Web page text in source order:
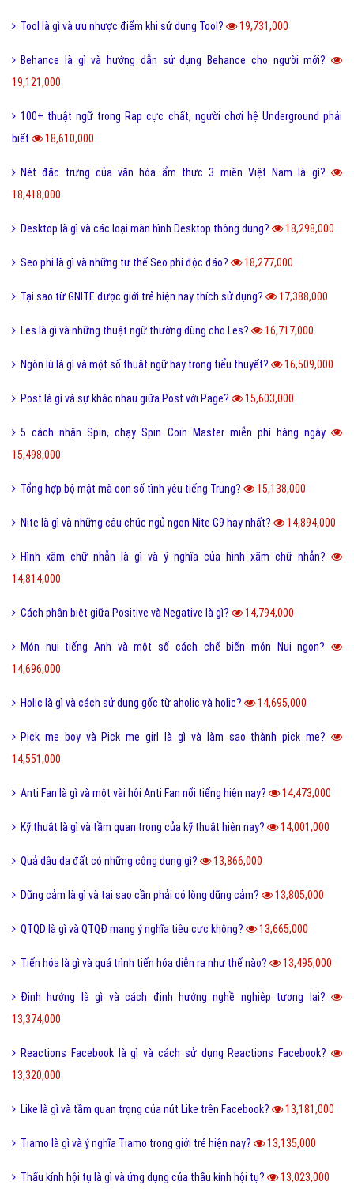
Tool là gì và ưu nhược điểm khi sử dụng Tool? 19,731,000
Behance là gì và hướng dẫn sử dụng Behance cho người mới?
19,121,000
100+ thuật ngữ trong Rap cực chất, người chơi hệ Underground phải
biết
18,610,000
Nét đặc trưng của văn hóa ẩm thực 3 miền Việt Nam là gì?
18,418,000
Desktop là gì và các loại màn hình Desktop thông dụng? 18,298,000
Seo phi là gì và những tư thế Seo phi độc đáo? 18,277,000
Tại sao từ GNITE được giới trẻ hiện nay thích sử dụng? 17,388,000
Les là gì và những thuật ngữ thường dùng cho Les? 16,717,000
Ngôn lù là gì và một số thuật ngữ hay trong tiểu thuyết? 16,509,000
Post là gì và sự khác nhau giữa Post với Page? 15,603,000
5 cách nhận Spin, chạy Spin Coin Master miễn phí hàng ngày
15,498,000
Tổng hợp bộ mật mã con số tình yêu tiếng Trung? 15,138,000
Nite là gì và những câu chúc ngủ ngon Nite G9 hay nhất? 14,894,000
Hình xăm chữ nhẫn là gì và ý nghĩa của hình xăm chữ nhẫn?
14,814,000
Cách phân biệt giữa Positive và Negative là gì? 14,794,000
Món nui tiếng Anh và một số cách chế biến món Nui ngon?
14,696,000
Holic là gì và cách sử dụng gốc từ aholic và holic? 14,695,000
Pick me boy và Pick me girl là gì và làm sao thành pick me?
14,551,000
Anti Fan là gì và một vài hội Anti Fan nổi tiếng hiện nay? 14,473,000
Kỹ thuật là gì và tầm quan trọng của kỹ thuật hiện nay? 14,001,000
Quả dâu da đất có những công dụng gì? 13,866,000
Dũng cảm là gì và tại sao cần phải có lòng dũng cảm? 13,805,000
QTQD là gì và QTQĐ mang ý nghĩa tiêu cực không? 13,665,000
Tiến hóa là gì và quá trình tiến hóa diễn ra như thế nào? 13,495,000
Định hướng là gì và cách định hướng nghề nghiệp tương lai?
13,374,000
Reactions Facebook là gì và cách sử dụng Reactions Facebook?
13,320,000
Like là gì và tầm quan trọng của nút Like trên Facebook? 13,181,000
Tiamo là gì và ý nghĩa Tiamo trong giới trẻ hiện nay? 13,135,000
Thấu kính hội tụ là gì và ứng dụng của thấu kính hội tụ? 13,023,000